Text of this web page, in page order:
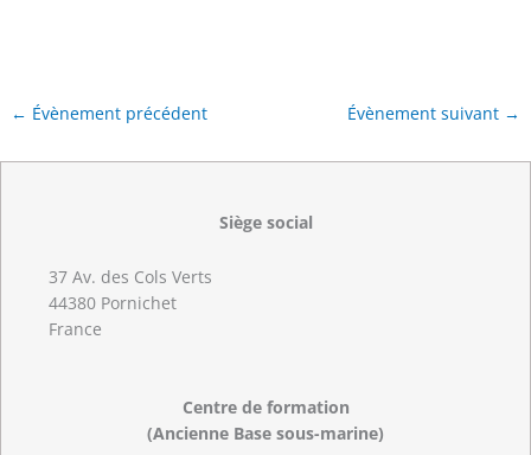
← Évènement précédent Évènement suivant →
Siège social
37 Av. des Cols Verts
44380 Pornichet
France
Centre de formation
(Ancienne Base sous-marine)